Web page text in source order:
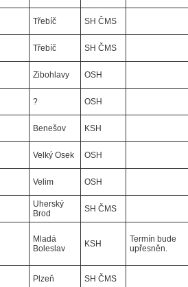
Třebíč SH ČMS
Třebíč SH ČMS
Zibohlavy OSH
? OSH
Benešov KSH
Velký Osek OSH
Velim OSH
Uherský
Brod
SH ČMS
Mladá
Boleslav
KSH
Termín bude
upřesněn.
Plzeň SH ČMS